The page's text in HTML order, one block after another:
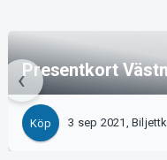
Presentkort
Köp 3 sep 2021,